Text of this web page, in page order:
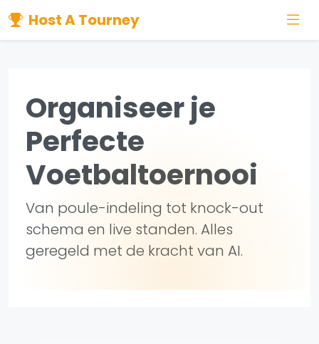
Host A Tourney
Organiseer je
Perfecte
Voetbaltoernooi
Van poule-indeling tot knock-out
schema en live standen. Alles
geregeld met de kracht van AI.